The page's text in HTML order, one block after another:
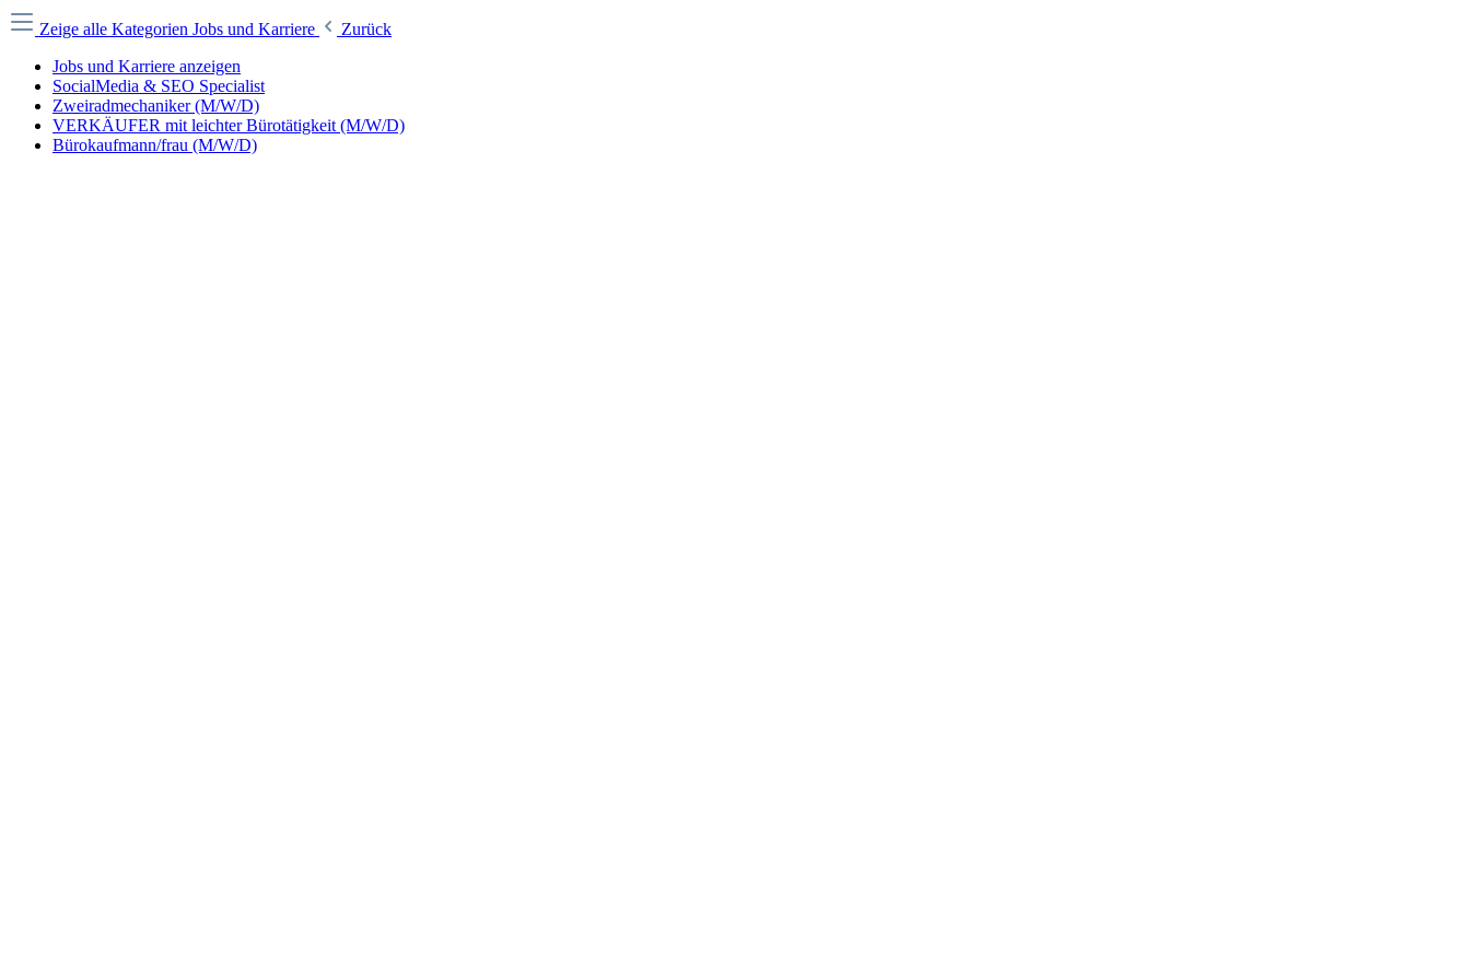
Zeige alle Kategorien Jobs und Karriere
Zurück
Jobs und Karriere anzeigen
SocialMedia & SEO Specialist
Zweiradmechaniker (M/W/D)
VERKÄUFER mit leichter Bürotätigkeit (M/W/D)
Bürokaufmann/frau (M/W/D)